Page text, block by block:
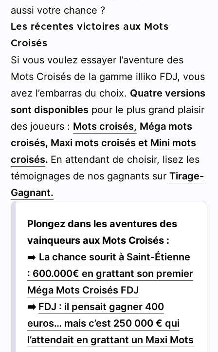
aussi votre chance ?
Les récentes victoires aux Mots
Croisés
Si vous voulez essayer l’aventure des
Mots Croisés de la gamme illiko FDJ, vous
avez l’embarras du choix. Quatre versions
sont disponiblespour le plus grand plaisir
des joueurs : Mots croisés, Méga mots
croisés, Maxi mots croisés et Mini mots
croisés. En attendant de choisir, lisez les
témoignages de nos gagnants sur Tirage-
Gagnant.
Plongez dans les aventures des
vainqueurs aux Mots Croisés :
➡️ La chance sourit à Saint-Étienne
: 600.000€ en grattant son premier
Méga Mots Croisés FDJ
➡️ FDJ : il pensait gagner 400
euros… mais c’est 250 000 € qui
l’attendait en grattant un Maxi Mots